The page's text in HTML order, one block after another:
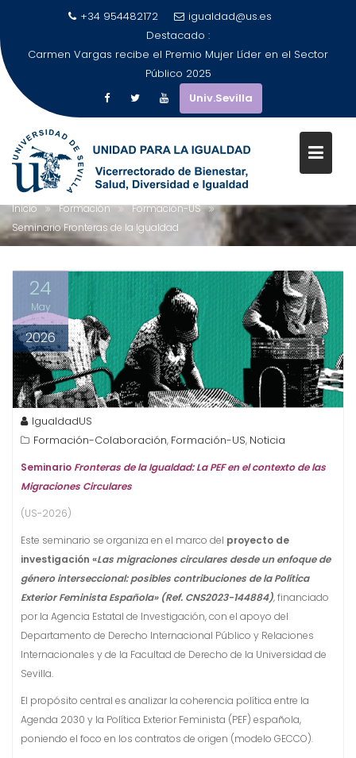
contenido
+34 954482172
igualdad@us.es
Destacado :
Carmen Vargas recibe el Premio Mujer Líder en el Sector
Público 2025
Univ.Sevilla
SEMINARIO FRONTERAS DE LA
IGUALDAD
Inicio Formación
Formación-US
Seminario Fronteras de la Igualdad
24
May
2026
IgualdadUS
Formación-Colaboración, Formación-US, Noticia
Seminario Fronteras de la Igualdad: La PEF en el contexto de las
Migraciones Circulares
(US-2026)
Este seminario se organiza en el marco del proyecto de
investigación «Las migraciones circulares desde un enfoque de
género interseccional: posibles contribuciones de la Política
Exterior Feminista Española» (Ref. CNS2023-144884),financiado
por la Agencia Estatal de Investigación, con el apoyo del
Departamento de Derecho Internacional Público y Relaciones
Internacionales y de la Facultad de Derecho de la Universidad de
Sevilla.
El propósito central es analizar la coherencia política entre la
Agenda 2030 y la Política Exterior Feminista (PEF) española,
poniendo el foco en los contratos de origen (modelo GECCO).